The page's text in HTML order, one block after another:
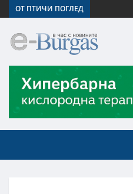
ОТ ПТИЧИ ПОГЛЕД